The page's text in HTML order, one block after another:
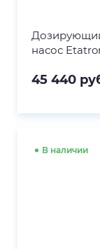
насос
45 440
В наличии